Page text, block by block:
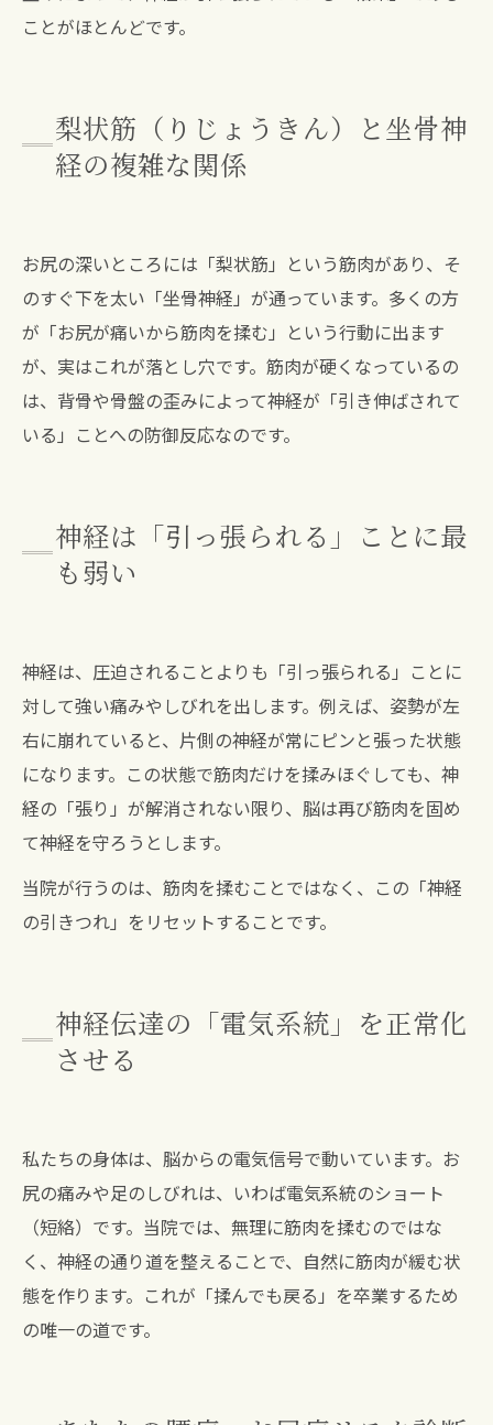
ことがほとんどです。
梨状筋（りじょうきん）と坐骨神
経の複雑な関係
お尻の深いところには「梨状筋」という筋肉があり、そ
のすぐ下を太い「坐骨神経」が通っています。多くの方
が「お尻が痛いから筋肉を揉む」という行動に出ます
が、実はこれが落とし穴です。筋肉が硬くなっているの
は、背骨や骨盤の歪みによって神経が「引き伸ばされて
いる」ことへの防御反応なのです。
神経は「引っ張られる」ことに最
も弱い
神経は、圧迫されることよりも「引っ張られる」ことに
対して強い痛みやしびれを出します。例えば、姿勢が左
右に崩れていると、片側の神経が常にピンと張った状態
になります。この状態で筋肉だけを揉みほぐしても、神
経の「張り」が解消されない限り、脳は再び筋肉を固め
て神経を守ろうとします。
当院が行うのは、筋肉を揉むことではなく、この「神経
の引きつれ」をリセットすることです。
神経伝達の「電気系統」を正常化
させる
私たちの身体は、脳からの電気信号で動いています。お
尻の痛みや足のしびれは、いわば電気系統のショート
（短絡）です。当院では、無理に筋肉を揉むのではな
く、神経の通り道を整えることで、自然に筋肉が緩む状
態を作ります。これが「揉んでも戻る」を卒業するため
の唯一の道です。